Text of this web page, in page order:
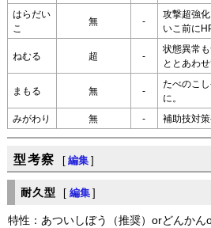
はらだい
こ
無 -
攻撃超強
いこ前に
ねむる 超 -
状態異常
ととあわせ
まもる 無 -
たべのこ
に。
みがわり 無 - 補助技対策
型考察 [ 編集 ]
耐久型 [ 編集 ]
特性：あついしぼう（推奨）orどんかん